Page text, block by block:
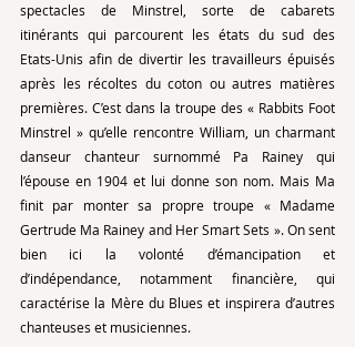
spectacles de Minstrel, sorte de cabarets
itinérants qui parcourent les états du sud des
Etats-Unis afin de divertir les travailleurs épuisés
après les récoltes du coton ou autres matières
premières. C’est dans la troupe des « Rabbits Foot
Minstrel » qu’elle rencontre William, un charmant
danseur chanteur surnommé Pa Rainey qui
l’épouse en 1904 et lui donne son nom. Mais Ma
finit par monter sa propre troupe « Madame
Gertrude Ma Rainey and Her Smart Sets ». On sent
bien ici la volonté d’émancipation et
d’indépendance, notamment financière, qui
caractérise la Mère du Blues et inspirera d’autres
chanteuses et musiciennes.